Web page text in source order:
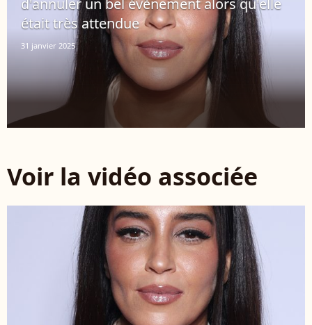
était très attendue
31 janvier 2025
Voir la vidéo associée